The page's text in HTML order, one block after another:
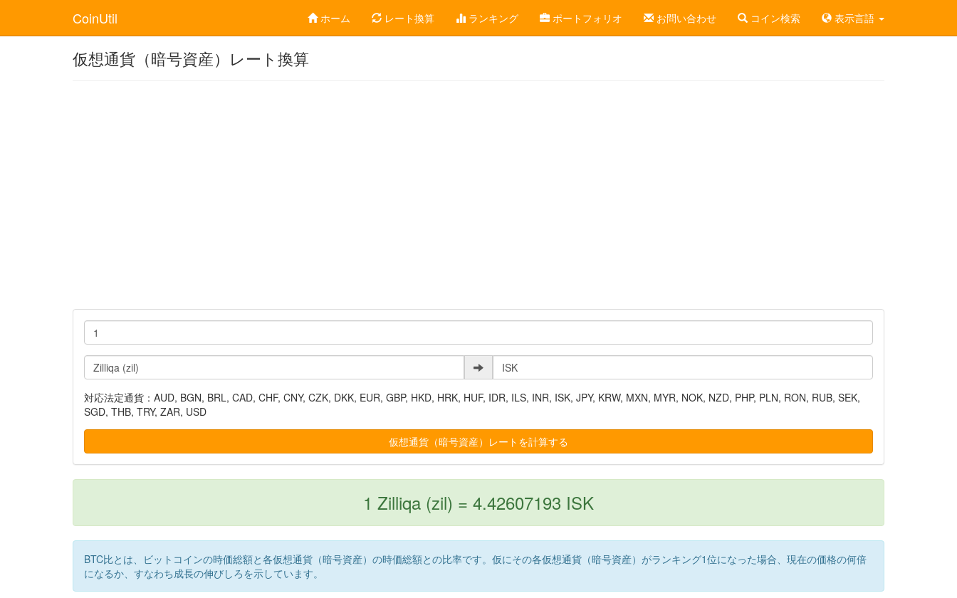
CoinUtil ホーム レート換算 ランキング ポートフォリオ お問い合わせ コイン検索 表示言語
仮想通貨（暗号資産）レート換算
対応法定通貨：AUD, BGN, BRL, CAD, CHF, CNY, CZK, DKK, EUR, GBP, HKD, HRK, HUF, IDR, ILS, INR, ISK, JPY, KRW, MXN, MYR, NOK, NZD, PHP, PLN, RON, RUB, SEK,
SGD, THB, TRY, ZAR, USD
1 Zilliqa (zil) = 4.42607193 ISK
BTC比とは、ビットコインの時価総額と各仮想通貨（暗号資産）の時価総額との比率です。仮にその各仮想通貨（暗号資産）がランキング1位になった場合、現在の価格の何倍
になるか、すなわち成長の伸びしろを示しています。